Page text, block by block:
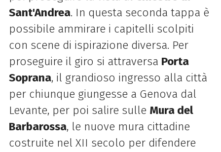
Sant'Andrea. In questa seconda tappa è
possibile ammirare i capitelli scolpiti
con scene di ispirazione diversa. Per
proseguire il giro si attraversa Porta
Soprana, il grandioso ingresso alla città
per chiunque giungesse a Genova dal
Levante, per poi salire sulle Mura del
Barbarossa, le nuove mura cittadine
costruite nel XII secolo per difendere